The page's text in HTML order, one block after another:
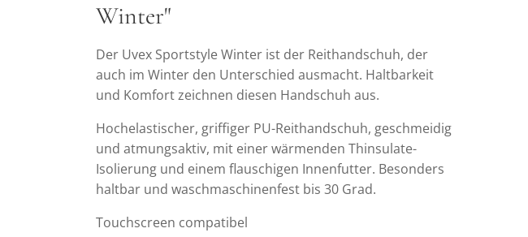
Winter"
Der Uvex Sportstyle Winter ist der Reithandschuh, der
auch im Winter den Unterschied ausmacht. Haltbarkeit
und Komfort zeichnen diesen Handschuh aus.
Hochelastischer, griffiger PU-Reithandschuh, geschmeidig
und atmungsaktiv, mit einer wärmenden Thinsulate-
Isolierung und einem flauschigen Innenfutter. Besonders
haltbar und waschmaschinenfest bis 30 Grad.
Touchscreen compatibel